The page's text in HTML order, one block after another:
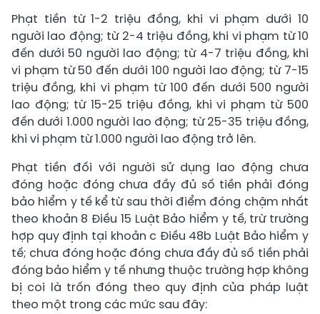
Phạt tiền từ 1-2 triệu đồng, khi vi phạm dưới 10
người lao động; từ 2-4 triệu đồng, khi vi phạm từ 10
đến dưới 50 người lao động; từ 4-7 triệu đồng, khi
vi phạm từ 50 đến dưới 100 người lao động; từ 7-15
triệu đồng, khi vi phạm từ 100 đến dưới 500 người
lao động; từ 15-25 triệu đồng, khi vi phạm từ 500
đến dưới 1.000 người lao động; từ 25-35 triệu đồng,
khi vi phạm từ 1.000 người lao động trở lên.
Phạt tiền đối với người sử dụng lao động chưa
đóng hoặc đóng chưa đầy đủ số tiền phải đóng
bảo hiểm y tế kể từ sau thời điểm đóng chậm nhất
theo khoản 8 Điều 15 Luật Bảo hiểm y tế, trừ trường
hợp quy định tại khoản c Điều 48b Luật Bảo hiểm y
tế; chưa đóng hoặc đóng chưa đầy đủ số tiền phải
đóng bảo hiểm y tế nhưng thuộc trường hợp không
bị coi là trốn đóng theo quy định của pháp luật
theo một trong các mức sau đây: